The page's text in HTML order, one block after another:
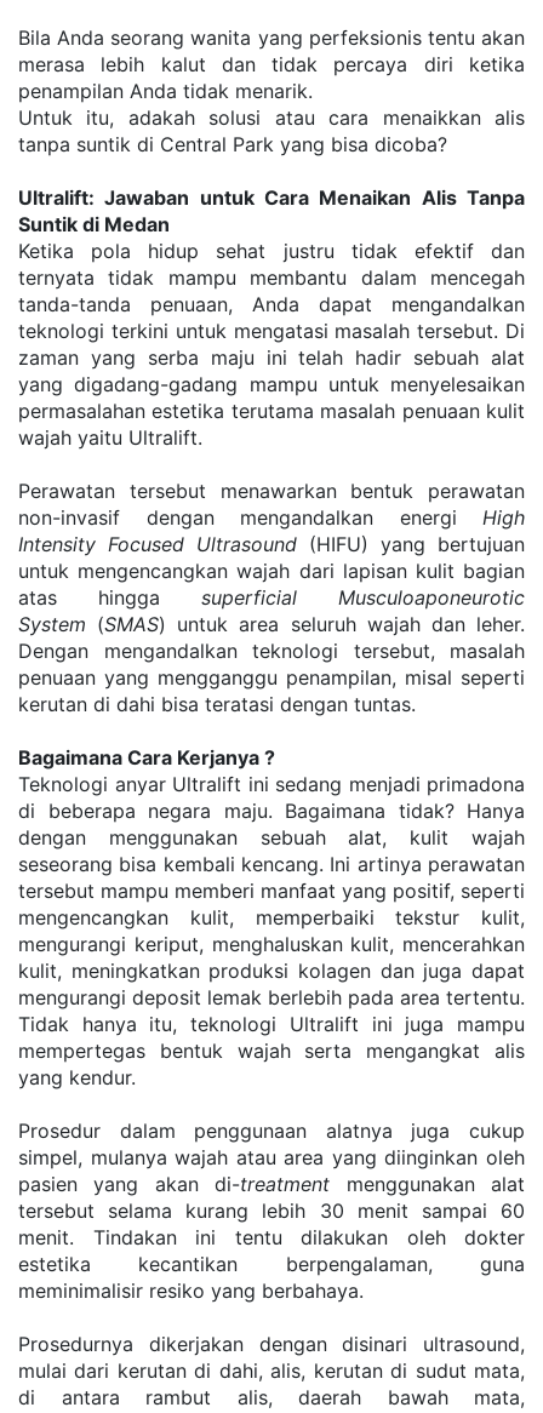
Bila Anda seorang wanita yang perfeksionis tentu akan
merasa lebih kalut dan tidak percaya diri ketika
penampilan Anda tidak menarik.
Untuk itu, adakah solusi atau cara menaikkan alis
tanpa suntik di Central Park yang bisa dicoba?
Ultralift: Jawaban untuk Cara Menaikan Alis Tanpa
Suntik di Medan
Ketika pola hidup sehat justru tidak efektif dan
ternyata tidak mampu membantu dalam mencegah
tanda-tanda penuaan, Anda dapat mengandalkan
teknologi terkini untuk mengatasi masalah tersebut. Di
zaman yang serba maju ini telah hadir sebuah alat
yang digadang-gadang mampu untuk menyelesaikan
permasalahan estetika terutama masalah penuaan kulit
wajah yaitu Ultralift.
Perawatan tersebut menawarkan bentuk perawatan
non-invasif dengan mengandalkan energi High
Intensity Focused Ultrasound (HIFU) yang bertujuan
untuk mengencangkan wajah dari lapisan kulit bagian
atas hingga superficial Musculoaponeurotic
System (SMAS) untuk area seluruh wajah dan leher.
Dengan mengandalkan teknologi tersebut, masalah
penuaan yang mengganggu penampilan, misal seperti
kerutan di dahi bisa teratasi dengan tuntas.
Bagaimana Cara Kerjanya ?
Teknologi anyar Ultralift ini sedang menjadi primadona
di beberapa negara maju. Bagaimana tidak? Hanya
dengan menggunakan sebuah alat, kulit wajah
seseorang bisa kembali kencang. Ini artinya perawatan
tersebut mampu memberi manfaat yang positif, seperti
mengencangkan kulit, memperbaiki tekstur kulit,
mengurangi keriput, menghaluskan kulit, mencerahkan
kulit, meningkatkan produksi kolagen dan juga dapat
mengurangi deposit lemak berlebih pada area tertentu.
Tidak hanya itu, teknologi Ultralift ini juga mampu
mempertegas bentuk wajah serta mengangkat alis
yang kendur.
Prosedur dalam penggunaan alatnya juga cukup
simpel, mulanya wajah atau area yang diinginkan oleh
pasien yang akan di-treatment menggunakan alat
tersebut selama kurang lebih 30 menit sampai 60
menit. Tindakan ini tentu dilakukan oleh dokter
estetika kecantikan berpengalaman, guna
meminimalisir resiko yang berbahaya.
Prosedurnya dikerjakan dengan disinari ultrasound,
mulai dari kerutan di dahi, alis, kerutan di sudut mata,
di antara rambut alis, daerah bawah mata,